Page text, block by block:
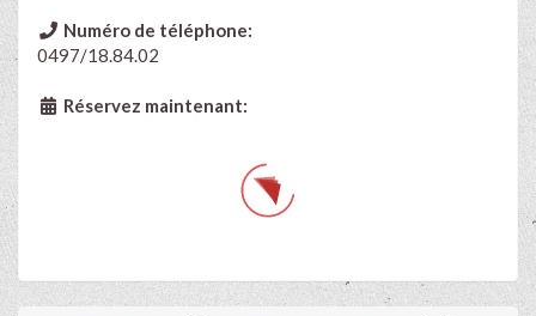
Numéro de téléphone:
0497/18.84.02
Réservez maintenant: